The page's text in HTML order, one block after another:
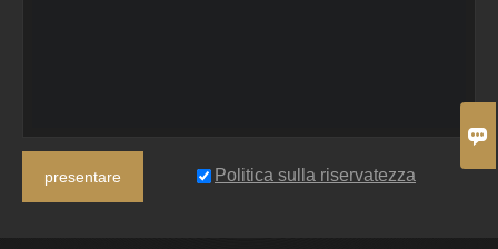
presentare Politica sulla riservatezza
